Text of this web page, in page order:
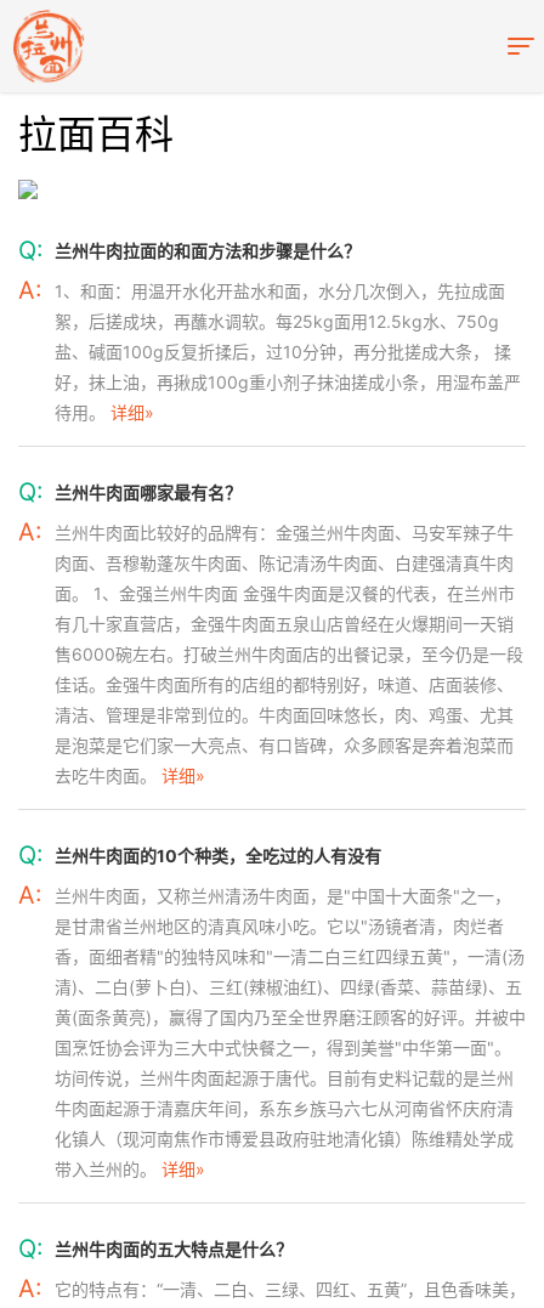
拉面百科
Q: 兰州牛肉拉面的和面方法和步骤是什么？
A:
1、和面：用温开水化开盐水和面，水分几次倒入，先拉成面
絮，后搓成块，再蘸水调软。每25kg面用12.5kg水、750g
盐、碱面100g反复折揉后，过10分钟，再分批搓成大条， 揉
好，抹上油，再揪成100g重小剂子抹油搓成小条，用湿布盖严
待用。 详细»
Q: 兰州牛肉面哪家最有名？
A:
兰州牛肉面比较好的品牌有：金强兰州牛肉面、马安军辣子牛
肉面、吾穆勒蓬灰牛肉面、陈记清汤牛肉面、白建强清真牛肉
面。 1、金强兰州牛肉面 金强牛肉面是汉餐的代表，在兰州市
有几十家直营店，金强牛肉面五泉山店曾经在火爆期间一天销
售6000碗左右。打破兰州牛肉面店的出餐记录，至今仍是一段
佳话。金强牛肉面所有的店组的都特别好，味道、店面装修、
清洁、管理是非常到位的。牛肉面回味悠长，肉、鸡蛋、尤其
是泡菜是它们家一大亮点、有口皆碑，众多顾客是奔着泡菜而
去吃牛肉面。 详细»
Q: 兰州牛肉面的10个种类，全吃过的人有没有
A:
兰州牛肉面，又称兰州清汤牛肉面，是"中国十大面条"之一，
是甘肃省兰州地区的清真风味小吃。它以"汤镜者清，肉烂者
香，面细者精"的独特风味和"一清二白三红四绿五黄"，一清(汤
清)、二白(萝卜白)、三红(辣椒油红)、四绿(香菜、蒜苗绿)、五
黄(面条黄亮)，赢得了国内乃至全世界磨汪顾客的好评。并被中
国烹饪协会评为三大中式快餐之一，得到美誉"中华第一面"。
坊间传说，兰州牛肉面起源于唐代。目前有史料记载的是兰州
牛肉面起源于清嘉庆年间，系东乡族马六七从河南省怀庆府清
化镇人（现河南焦作市博爱县政府驻地清化镇）陈维精处学成
带入兰州的。 详细»
Q: 兰州牛肉面的五大特点是什么？
A:
它的特点有：“一清、二白、三绿、四红、五黄”，且色香味美，